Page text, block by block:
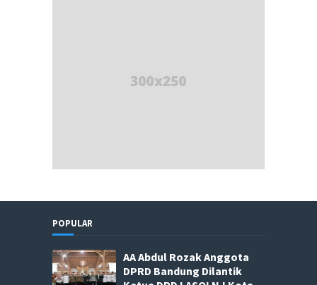
POPULAR
AA Abdul Rozak Anggota
DPRD Bandung Dilantik